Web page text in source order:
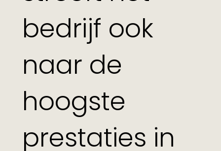
bedrijf ook
naar de
hoogste
prestaties in